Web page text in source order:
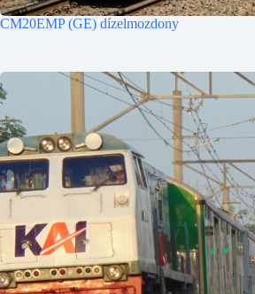
CM20EMP (GE) dízelmozdony